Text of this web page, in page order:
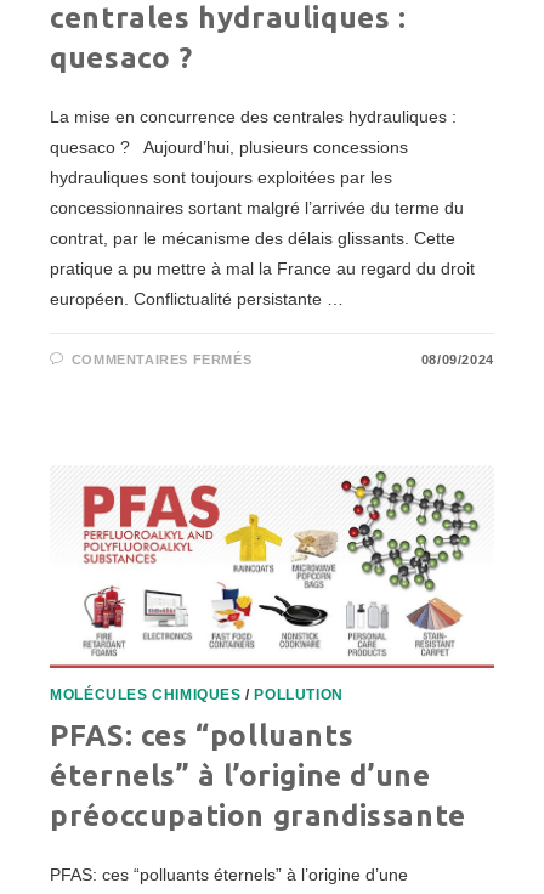
centrales hydrauliques :
quesaco ?
La mise en concurrence des centrales hydrauliques :
quesaco ? Aujourd’hui, plusieurs concessions
hydrauliques sont toujours exploitées par les
concessionnaires sortant malgré l’arrivée du terme du
contrat, par le mécanisme des délais glissants. Cette
pratique a pu mettre à mal la France au regard du droit
européen. Conflictualité persistante …
COMMENTAIRES FERMÉSSUR
HYDRAULIQUES
?
08/09/2024
MOLÉCULES CHIMIQUES / POLLUTION
PFAS: ces “polluants
éternels” à l’origine d’une
préoccupation grandissante
PFAS: ces “polluants éternels” à l’origine d’une